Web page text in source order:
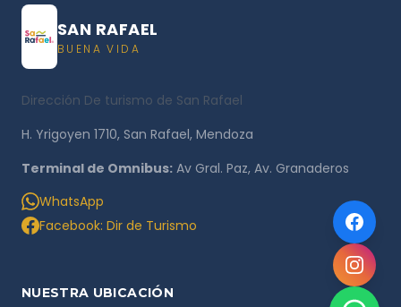
SAN RAFAEL
BUENA VIDA
Dirección De turismo de San Rafael
H. Yrigoyen 1710, San Rafael, Mendoza
Terminal de Omnibus: Av Gral. Paz, Av. Granaderos
WhatsApp
Facebook: Dir de Turismo
NUESTRA UBICACIÓN